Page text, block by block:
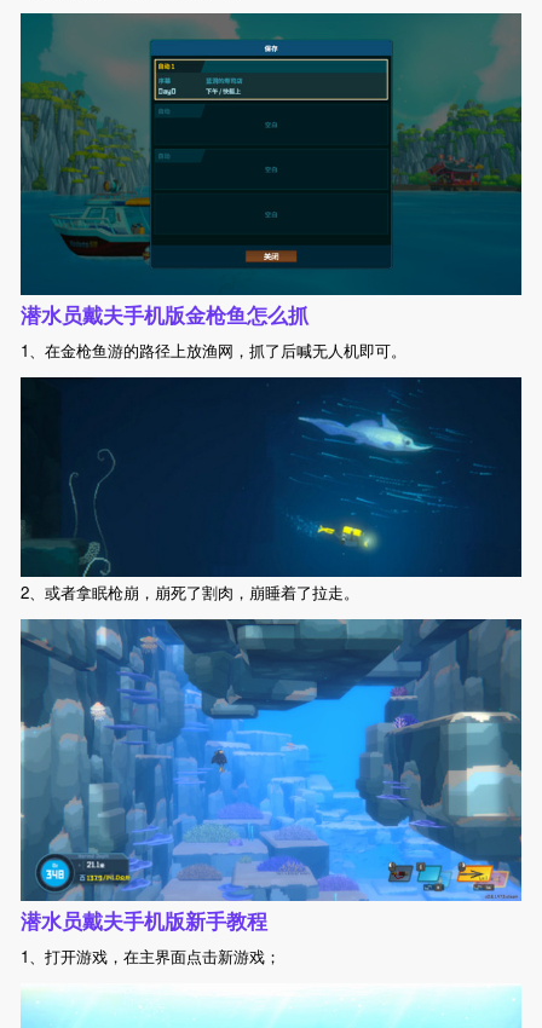
潜水员戴夫手机版金枪鱼怎么抓
1、在金枪鱼游的路径上放渔网，抓了后喊无人机即可。
2、或者拿眠枪崩，崩死了割肉，崩睡着了拉走。
潜水员戴夫手机版新手教程
1、打开游戏，在主界面点击新游戏；